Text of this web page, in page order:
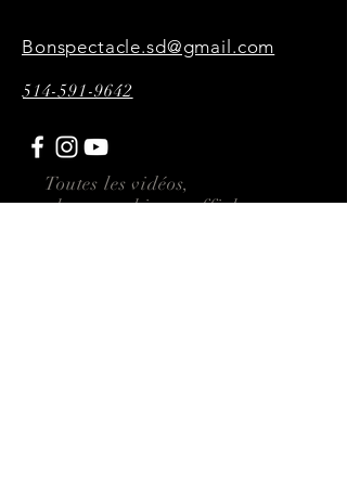
Bonspectacle.sd@gmail.com
514-591-9642
Toutes les vidéos,
photographies et affiches